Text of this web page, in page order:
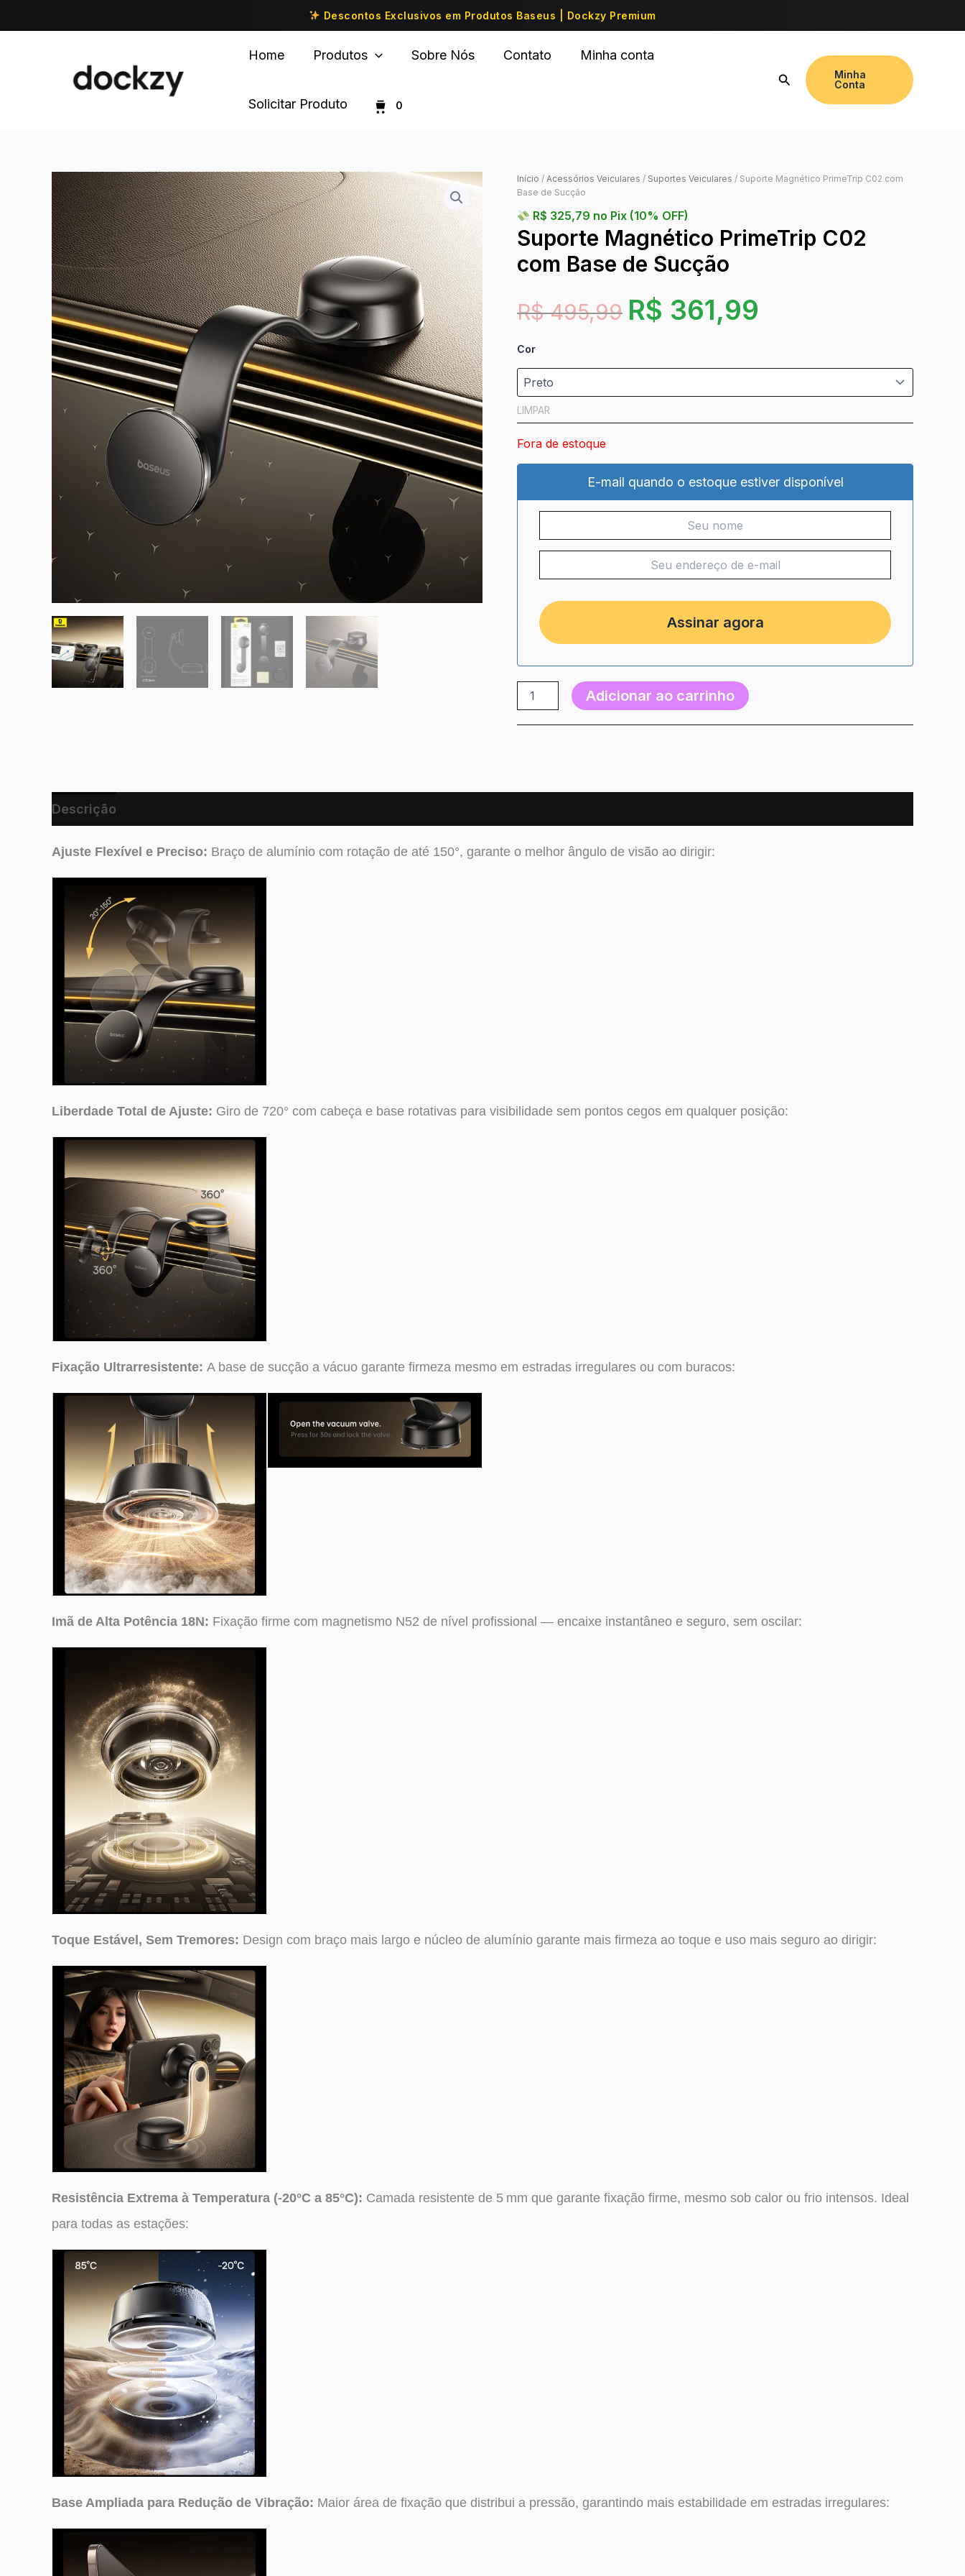
Descontos Exclusivos em Produtos Baseus | Dockzy Premium
Home Produtos Sobre Nós Contato Minha conta
Solicitar Produto 0
Minha
Conta
Início / Acessórios Veiculares / Suportes Veiculares / Suporte Magnético PrimeTrip C02 com
Base de Sucção
R$ 325,79 no Pix (10% OFF)
Suporte Magnético PrimeTrip C02
com Base de Sucção
R$495,99 R$ 361,99
Cor
LIMPAR
Fora de estoque
E-mail quando o estoque estiver disponível
Adicionar ao carrinho
Descrição
Ajuste Flexível e Preciso: Braço de alumínio com rotação de até 150°, garante o melhor ângulo de visão ao dirigir:
Liberdade Total de Ajuste: Giro de 720° com cabeça e base rotativas para visibilidade sem pontos cegos em qualquer posição:
Fixação Ultrarresistente: A base de sucção a vácuo garante firmeza mesmo em estradas irregulares ou com buracos:
Imã de Alta Potência 18N: Fixação firme com magnetismo N52 de nível profissional — encaixe instantâneo e seguro, sem oscilar:
Toque Estável, Sem Tremores: Design com braço mais largo e núcleo de alumínio garante mais firmeza ao toque e uso mais seguro ao dirigir:
Resistência Extrema à Temperatura (-20°C a 85°C): Camada resistente de 5 mm que garante fixação firme, mesmo sob calor ou frio intensos. Ideal
para todas as estações:
Base Ampliada para Redução de Vibração: Maior área de fixação que distribui a pressão, garantindo mais estabilidade em estradas irregulares: